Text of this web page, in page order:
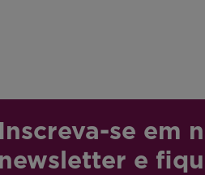
Inscreva-se em
newsletter e